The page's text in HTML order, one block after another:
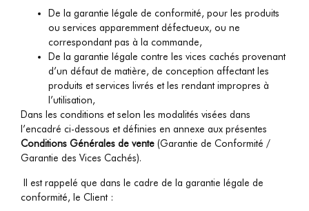
De la garantie légale de conformité, pour les produits
ou services apparemment défectueux, ou ne
correspondant pas à la commande,
De la garantie légale contre les vices cachés provenant
d’un défaut de matière, de conception affectant les
produits et services livrés et les rendant impropres à
l’utilisation,
Dans les conditions et selon les modalités visées dans
l’encadré ci-dessous et définies en annexe aux présentes
Conditions Générales de vente (Garantie de Conformité /
Garantie des Vices Cachés).
Il est rappelé que dans le cadre de la garantie légale de
conformité, le Client :